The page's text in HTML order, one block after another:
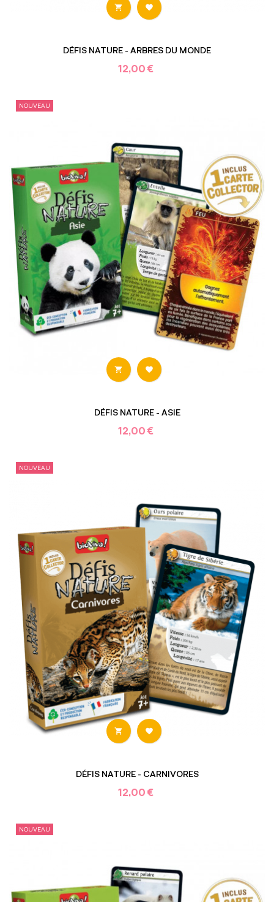
 
DÉFIS NATURE - ARBRES DU MONDE
12,00 €
NOUVEAU
 
DÉFIS NATURE - ASIE
12,00 €
NOUVEAU
 
DÉFIS NATURE - CARNIVORES
12,00 €
NOUVEAU